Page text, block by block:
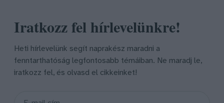
Iratkozz fel hírlevelünkre!
Heti hírlevelünk segít naprakész maradni a
fenntarthatóság legfontosabb témáiban. Ne maradj le,
iratkozz fel, és olvasd el cikkeinket!